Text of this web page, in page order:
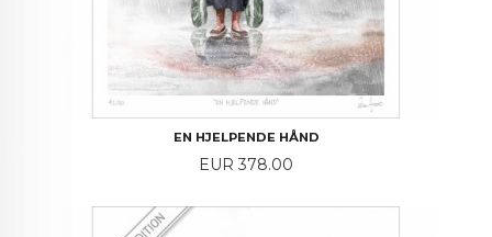
EN HJELPENDE HÅND
Price
EUR 378.00